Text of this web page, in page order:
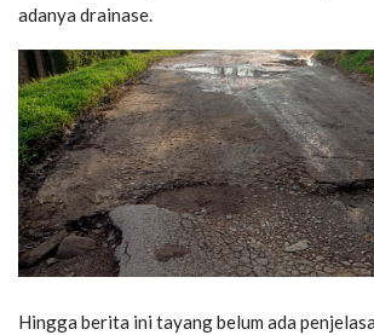
adanya drainase.
Hingga berita ini tayang belum ada